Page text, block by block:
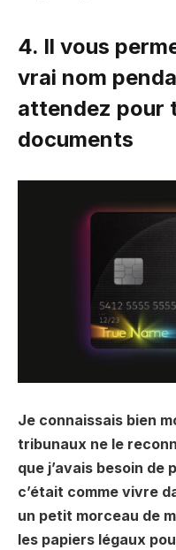
4. Il vous
vrai nom
attendez pour
documents
Je connaissais bien
tribunaux ne le
que j’avais besoin de
c’était comme vivre
un petit morceau de
les papiers légaux